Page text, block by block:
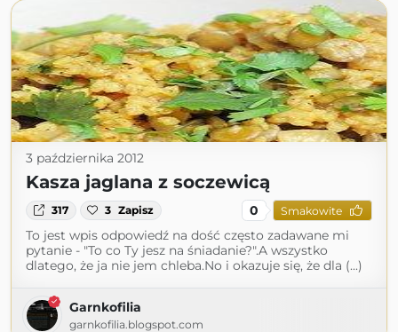
3 października 2012
Kasza jaglana z soczewicą
317 3 Zapisz 0 Smakowite
To jest wpis odpowiedź na dość często zadawane mi
pytanie - "To co Ty jesz na śniadanie?".A wszystko
dlatego, że ja nie jem chleba.No i okazuje się, że dla (...)
Garnkofilia
garnkofilia.blogspot.com